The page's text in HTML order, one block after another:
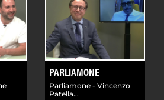
PARLIAMONE
Parliamone - Vincenzo
Patella...